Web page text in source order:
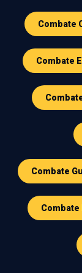
Combate
Combate
Combate
Combate